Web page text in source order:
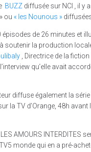
BUZZ diffusée sur NCI , il y
ou « les Nounous »
de 26 minutes et
à soutenir la production
, Directrice de la fiction
qu’elle avait
diffuse également la
la TV d’Orange, 48h
AMOURS INTERDITES
monde qui en a pré-